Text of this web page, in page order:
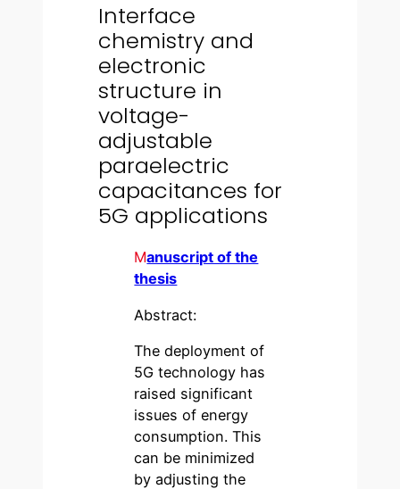
Interface
chemistry and
electronic
structure in
voltage-
adjustable
paraelectric
capacitances for
5G applications
Manuscript of the
thesis
Abstract:
The deployment of
5G technology has
raised significant
issues of energy
consumption. This
can be minimized
by adjusting the